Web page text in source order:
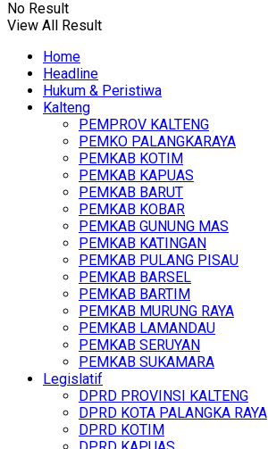
No Result
View All Result
Home
Headline
Hukum & Peristiwa
Kalteng
PEMPROV KALTENG
PEMKO PALANGKARAYA
PEMKAB KOTIM
PEMKAB KAPUAS
PEMKAB BARUT
PEMKAB KOBAR
PEMKAB GUNUNG MAS
PEMKAB KATINGAN
PEMKAB PULANG PISAU
PEMKAB BARSEL
PEMKAB BARTIM
PEMKAB MURUNG RAYA
PEMKAB LAMANDAU
PEMKAB SERUYAN
PEMKAB SUKAMARA
Legislatif
DPRD PROVINSI KALTENG
DPRD KOTA PALANGKA RAYA
DPRD KOTIM